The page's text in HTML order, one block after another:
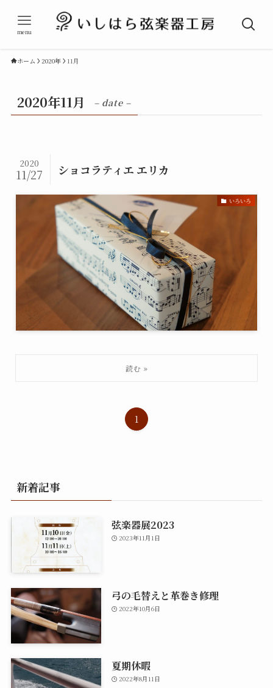
menu
ホーム 2020年 11月
2020年11月 – date –
ショコラティエ エリカ
2020
11/27
いろいろ
1
新着記事
弦楽器展2023
2023年11月1日
弓の毛替えと革巻き修理
2022年10月6日
夏期休暇
2022年8月11日